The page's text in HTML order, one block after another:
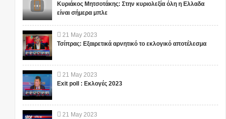
Κυριάκος Μητσοτάκης: Στην κυριολεξία όλη η Ελλαδα
είναι σήμερα μπλε
21 May 2023
Τσίπρας: Εξαιρετικά αρνητικό το εκλογικό αποτέλεσμα
21 May 2023
Exit poll : Εκλογές 2023
21 May 2023